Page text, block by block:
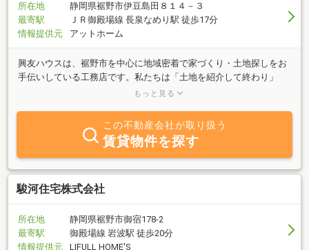
所在地
静岡県裾野市伊豆島田８１４－３
最寄駅
ＪＲ御殿場線 長泉なめり駅 徒歩17分
情報提供元
アットホーム
興友ハウスは、裾野市を中心に地域密着で家づくり・土地探しをお
手伝いしている工務店です。私たちは「土地を紹介して終わり」
「家を建てて終わり」ではなく、お客様の暮らしを一緒に考えるこ
物の配置や駐車場計画、将来の暮らしまで見据えてご提案。注文住
宅では、お客様のご要望を丁寧に伺い、一棟一棟オーダーメイドで
家づくりを行っています。また、地震に強い・高断熱性能・点検し
やすい構造など、長くく安心して住み続けられる住まいをご提案し
ています。地元工務店だからこそできるフットワークの軽さと、ス
タッフ全員で支える温かい対応が私たちの強みです。「土地から探
したい」「家づくりを何から始めればいいかわからない」という方
も、お気軽にご相談ください。地域に根ざした私たちが、お客様一
人ひとりに寄り添い、理想の住まいづくりをサポートいたします。
もっと見る
この不動産会社が取り扱う
賃貸物件を探す
駿河住宅株式会社
所在地
静岡県裾野市御宿178-2
最寄駅
御殿場線 岩波駅 徒歩20分
情報提供元
LIFULL HOME'S